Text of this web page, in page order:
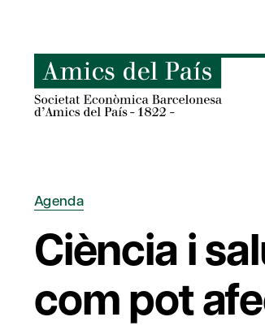
content
Agenda
Ciència i
com pot